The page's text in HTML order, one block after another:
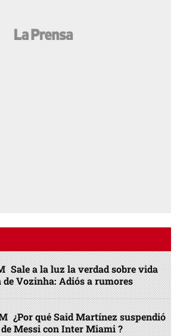
Sale a la luz la verdad sobre vida
Vozinha: Adiós a rumores
¿Por qué Said Martínez suspendió
Messi con Inter Miami ?